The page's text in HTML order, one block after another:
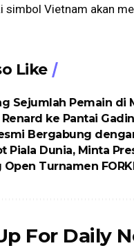
Vietnam akan
Like
Sejumlah Pemain di
ke Pantai
Bergabung
Piala Dunia, Minta
Open Turnamen
For Daily